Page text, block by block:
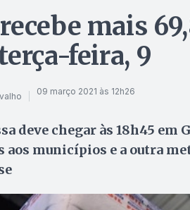
mais
feira, 9
09 março 2021 às 12h26
deve chegar às 18h45
municípios e a outra